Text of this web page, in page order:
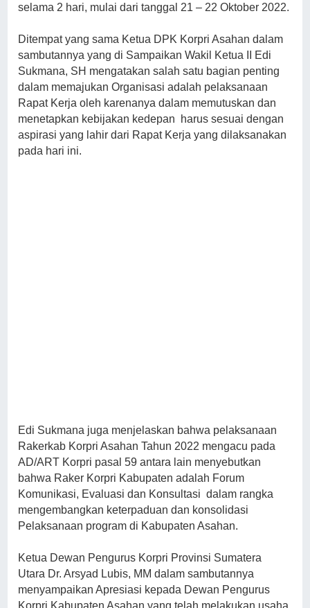
selama 2 hari, mulai dari tanggal 21 – 22 Oktober 2022.
Ditempat yang sama Ketua DPK Korpri Asahan dalam
sambutannya yang di Sampaikan Wakil Ketua II Edi
Sukmana, SH mengatakan salah satu bagian penting
dalam memajukan Organisasi adalah pelaksanaan
Rapat Kerja oleh karenanya dalam memutuskan dan
menetapkan kebijakan kedepan harus sesuai dengan
aspirasi yang lahir dari Rapat Kerja yang dilaksanakan
pada hari ini.
Edi Sukmana juga menjelaskan bahwa pelaksanaan
Rakerkab Korpri Asahan Tahun 2022 mengacu pada
AD/ART Korpri pasal 59 antara lain menyebutkan
bahwa Raker Korpri Kabupaten adalah Forum
Komunikasi, Evaluasi dan Konsultasi dalam rangka
mengembangkan keterpaduan dan konsolidasi
Pelaksanaan program di Kabupaten Asahan.
Ketua Dewan Pengurus Korpri Provinsi Sumatera
Utara Dr. Arsyad Lubis, MM dalam sambutannya
menyampaikan Apresiasi kepada Dewan Pengurus
Korpri Kabupaten Asahan yang telah melakukan usaha